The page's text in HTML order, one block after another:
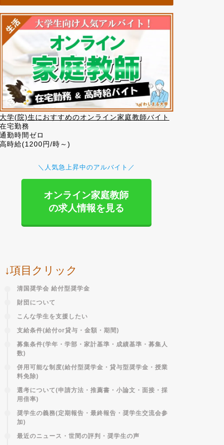
大学(院)生におすすめのオンライン家庭教師バイト
在宅勤務
通勤時間ゼロ
高時給(1200円/時～)
＼人気急上昇中のアルバイト／
オンライン家庭教師
の求人情報を見る
↓項目クリック
清国奨学会 給付型奨学金
財団について
こんな学生を支援したい
支給条件(給付or貸与・金額・期間)
募集条件(学年・学部・家計基準・成績基準・募集人
数)
併用可能な制度(給付型奨学金・貸与型奨学金・授業
料免除)
選考について(申請方法・推薦書・小論文・面接・採
用倍率)
奨学生の義務(定期報告・最終報告・奨学生交流会参
加)
最近のニュース・世間の評判・奨学生の声